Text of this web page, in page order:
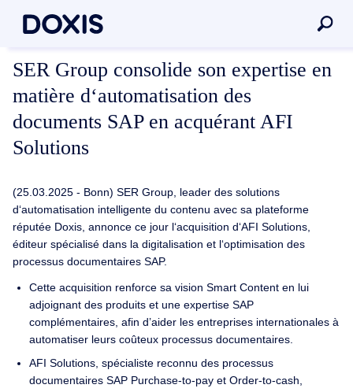
SER Group consolide son expertise en
matière d‘automatisation des
documents SAP en acquérant AFI
Solutions
(25.03.2025 - Bonn) SER Group, leader des solutions
d‘automatisation intelligente du contenu avec sa plateforme
réputée Doxis, annonce ce jour l‘acquisition d‘AFI Solutions,
éditeur spécialisé dans la digitalisation et l‘optimisation des
processus documentaires SAP.
Cette acquisition renforce sa vision Smart Content en lui
adjoignant des produits et une expertise SAP
complémentaires, afin d’aider les entreprises internationales à
automatiser leurs coûteux processus documentaires.
AFI Solutions, spécialiste reconnu des processus
documentaires SAP Purchase-to-pay et Order-to-cash,